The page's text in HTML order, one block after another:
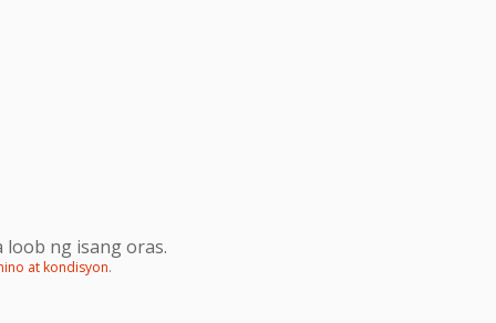
ng isang oras.
at kondisyon.